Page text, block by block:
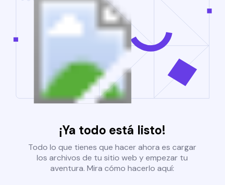
¡Ya todo está listo!
Todo lo que tienes que hacer ahora es cargar
los archivos de tu sitio web y empezar tu
aventura. Mira cómo hacerlo aquí: